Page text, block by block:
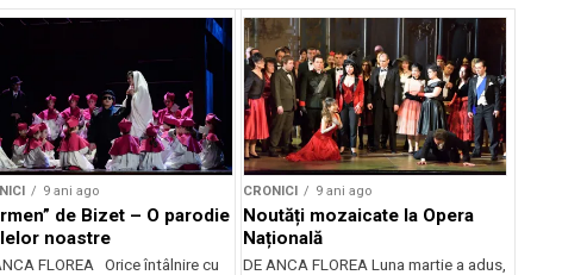
9 ani ago
de Bizet – O parodie
noastre
FLOREA Orice întâlnire cu
CRONICI 9 ani ago
Noutăți mozaicate la Opera
Națională
DE ANCA FLOREA Luna martie a adus,